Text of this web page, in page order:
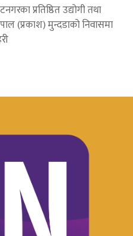
प्रतिष्ठित उद्योगी तथा
(प्रकाश) मुन्दडाको निवासमा